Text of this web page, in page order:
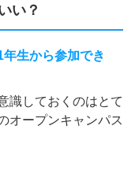
い？
生から参加でき
識しておくのはとて
オープンキャンパス